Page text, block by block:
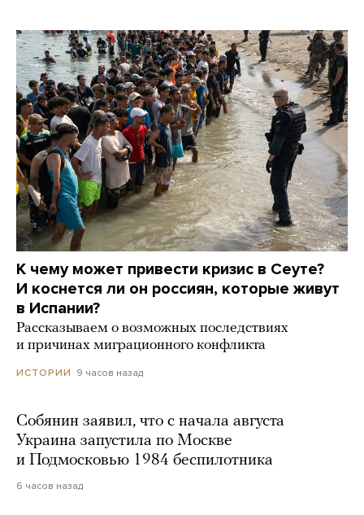
К чему может привести кризис в Сеуте?
И коснется ли он россиян, которые живут
в Испании?
Рассказываем о возможных последствиях
и причинах миграционного конфликта
ИСТОРИИ 9 часов назад
Собянин заявил, что с начала августа
Украина запустила по Москве
и Подмосковью 1984 беспилотника
6 часов назад